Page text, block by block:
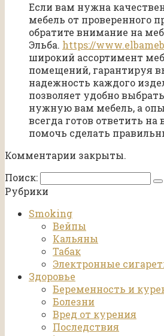
Если вам нужна
мебель от проверенного
обратите внимание на
Эльба. https://
широкий ассортимент
помещений, гарантируя
надежность каждого
позволяет удобно
нужную вам мебель, а
всегда готов ответить на
помочь сделать
Комментарии закрыты.
Поиск:
Рубрики
Smoking
Вейпы
Кальяны
Табак
Электронные
Здоровье
Беременность и
Болезни
Вред от курения
Последствия